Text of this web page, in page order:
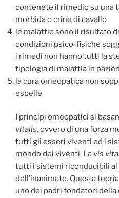
contenete il rimedio su una
morbida o crine di cavallo
le malattie sono il risultato
condizioni psico-fisiche
i rimedi non hanno tutti la
tipologia di malattia in
la cura omeopatica non
espelle
I principi omeopatici si
vitalis, ovvero di una forza
tutti gli esseri viventi ed i
mondo dei viventi. La vis
tutti i sistemi riconducibili al
dell’inanimato. Questa
uno dei padri fondatori